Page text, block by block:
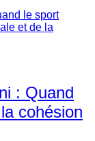
: Quand
cohésion